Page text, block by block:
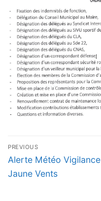
Navigation
de
l’article
PREVIOUS
Previous
post:
Alerte Météo Vigilance
Jaune Vents